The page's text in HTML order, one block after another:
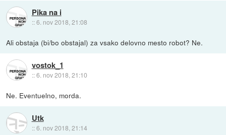
Pika na i
::6. nov 2018, 21:08
Ali obstaja (bi/bo obstajal) za vsako delovno mesto robot? Ne.
vostok_1
::6. nov 2018, 21:10
Ne. Eventuelno, morda.
Utk
::6. nov 2018, 21:14